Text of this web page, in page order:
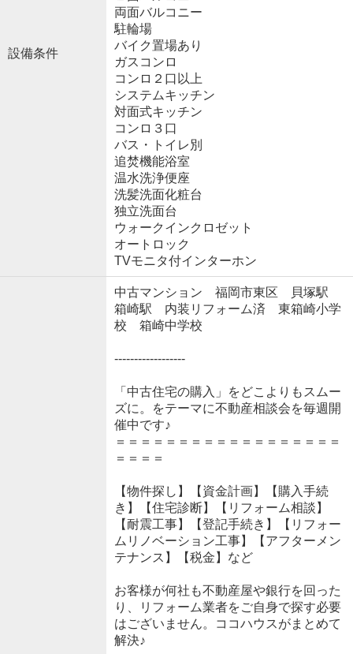
設備条件
両面バルコニー
駐輪場
バイク置場あり
ガスコンロ
コンロ２口以上
システムキッチン
対面式キッチン
コンロ３口
バス・トイレ別
追焚機能浴室
温水洗浄便座
洗髪洗面化粧台
独立洗面台
ウォークインクロゼット
オートロック
TVモニタ付インターホン
中古マンション 福岡市東区 貝塚駅
箱崎駅 内装リフォーム済 東箱崎小学
校 箱崎中学校
------------------
「中古住宅の購入」をどこよりもスムー
ズに。をテーマに不動産相談会を毎週開
催中です♪
＝＝＝＝＝＝＝＝＝＝＝＝＝＝＝＝＝＝
＝＝＝＝
【物件探し】【資金計画】【購入手続
き】【住宅診断】【リフォーム相談】
【耐震工事】【登記手続き】【リフォー
ムリノベーション工事】【アフターメン
テナンス】【税金】など
お客様が何社も不動産屋や銀行を回った
り、リフォーム業者をご自身で探す必要
はございません。ココハウスがまとめて
解決♪